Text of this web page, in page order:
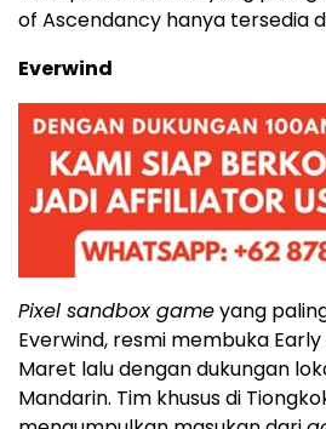
of Ascendancy hanya tersedia
Everwind
Pixel sandbox gameyang
Everwind, resmi membuka
Maret lalu dengan dukungan
Mandarin. Tim khusus di